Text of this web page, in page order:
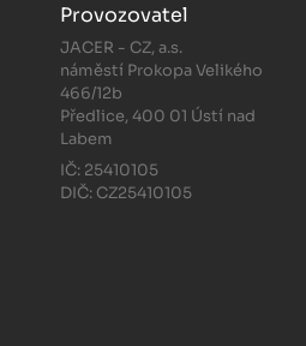
Provozovatel
JACER - CZ, a.s.
náměstí Prokopa Velikého
466/12b
Předlice, 400 01 Ústí nad
Labem
IČ: 25410105
DIČ: CZ25410105